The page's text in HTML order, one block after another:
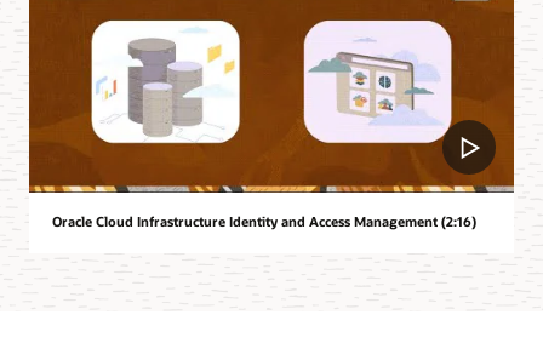
Oracle Cloud Infrastructure Identity and Access Management (2:16)